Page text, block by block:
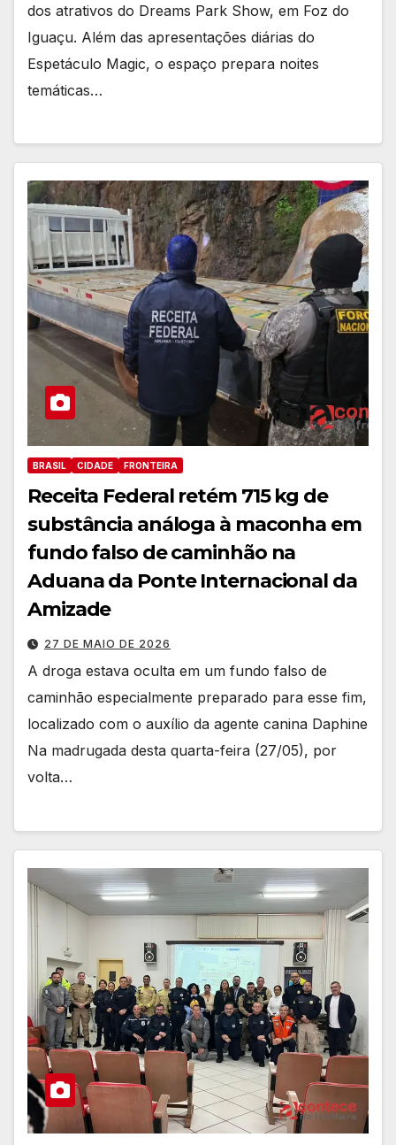
dos atrativos do Dreams Park Show, em Foz do
Iguaçu. Além das apresentações diárias do
Espetáculo Magic, o espaço prepara noites
temáticas…
BRASIL CIDADE FRONTEIRA
Receita Federal retém 715 kg de
substância análoga à maconha em
fundo falso de caminhão na
Aduana da Ponte Internacional da
Amizade
27 DE MAIO DE 2026
A droga estava oculta em um fundo falso de
caminhão especialmente preparado para esse fim,
localizado com o auxílio da agente canina Daphine
Na madrugada desta quarta-feira (27/05), por
volta…